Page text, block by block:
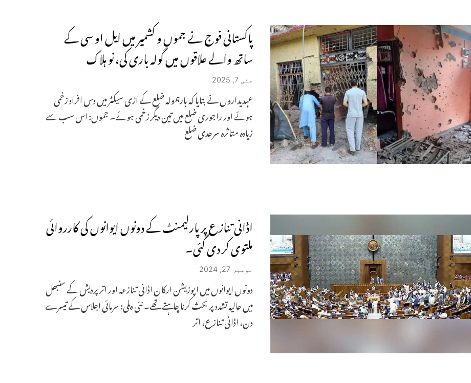
پاکستانی فوج نے جموں و کشمیر میں ایل او سی کے
ساتھ والے علاقوں میں گولہ باری کی، نو ہلاک
مئی 7, 2025
عہدیداروں نے بتایا کہ بارہمولہ ضلع کے اڑی سیکٹر میں دس افراد زخمی
ہوئے اور راجوری ضلع میں تین دیگر زخمی ہوئے۔ جموں: اس سب سے
زیادہ متاثرہ سرحدی ضلع
اڈانی تنازع پر پارلیمنٹ کے دونوں ایوانوں کی کارروائی
ملتوی کر دی گئی۔
نومبر 27, 2024
دونوں ایوانوں میں اپوزیشن ارکان اڈانی تنازعہ اور اتر پردیش کے سنبھل
میں حالیہ تشدد پر بحث کرنا چاہتے تھے۔ نئی دہلی: سرمائی اجلاس کے تیسرے
دن، اڈانی تنازع، اتر